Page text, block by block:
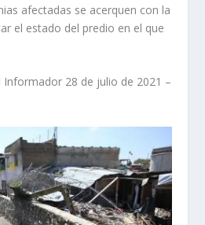
afectadas se acerquen con la
el estado del predio en el que
Informador 28 de julio de 2021 –